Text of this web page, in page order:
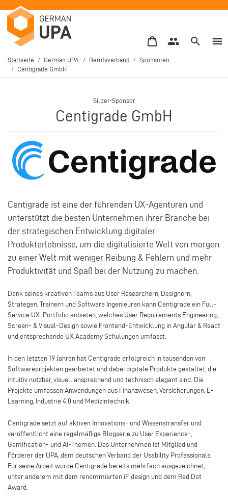
zum
Inhalt
Pfadnavigation
Startseite German UPA Berufsverband
Sponsoren
Centigrade GmbH
Silber
Centigrade GmbH
Centigrade ist eine der führenden UX-Agenturen und
unterstützt die besten Unternehmen ihrer Branche bei
der strategischen Entwicklung digitaler
Produkterlebnisse, um die digitalisierte Welt von morgen
zu einer Welt mit weniger Reibung & Fehlern und mehr
Produktivität und Spaß bei der Nutzung zu machen.
Dank seines kreativen Teams aus User Researchern, Designern,
Strategen, Trainern und Software Ingenieuren kann Centigrade ein Full-
Service UX-Portfolio anbieten, welches User Requirements Engineering,
Screen- & Visual-Design sowie Frontend-Entwicklung in Angular & React
und entsprechende UX Academy Schulungen umfasst.
In den letzten 19 Jahren hat Centigrade erfolgreich in tausenden von
Softwareprojekten gearbeitet und dabei digitale Produkte gestaltet, die
intuitiv nutzbar, visuell ansprechend und technisch elegant sind. Die
Projekte umfassen Anwendungen aus Finanzwesen, Versicherungen, E-
Learning, Industrie 4.0 und Medizintechnik.
Centigrade setzt auf aktiven Innovations- und Wissenstransfer und
veröffentlicht eine regelmäßige Blogserie zu User Experience-,
Gamification- und AI-Themen. Das Unternehmen ist Mitglied und
Förderer der UPA, dem deutschen Verband der Usability Professionals.
Für seine Arbeit wurde Centigrade bereits mehrfach ausgezeichnet,
unter anderem mit dem renommierten iF design und dem Red Dot
Award.